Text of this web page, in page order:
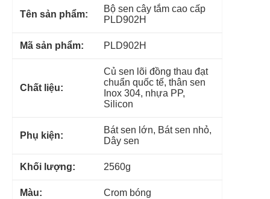
Tên sản phẩm:
Bộ sen cây tắm cao cấp
PLD902H
Mã sản phẩm: PLD902H
Chất liệu:
Củ sen lõi đồng thau đạt
chuẩn quốc tế, thân sen
Inox 304, nhựa PP,
Silicon
Phụ kiện:
Bát sen lớn, Bát sen nhỏ,
Dây sen
Khối lượng: 2560g
Màu: Crom bóng